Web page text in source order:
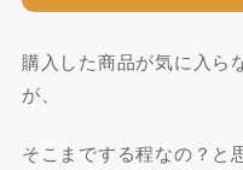
購入した商品が気に入ら
が、
そこまでする程なの？と